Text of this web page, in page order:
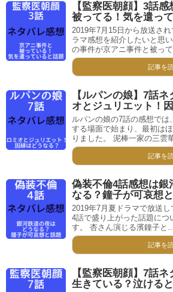
【監察医朝顔】3話
被ってる！気を遣っ
2019年7月15日から放送さ
ラマ感想を紹介したいと思
の事件が京アニ事件と被っ
記事を
【ルパンの娘】7話
オとジュリエット！
ルパンの娘の7話の感想で
する場面で始まり、最初は
りました。 泥棒一家の三雲
記事を
偽装不倫4話感想は銀
なる？鐘子が可哀想
2019年7月夏ドラマで放送
4話で盛り上がった話題につ
す。 杏さん演じる濱鐘子と
記事を
【監察医朝顔】7話
生きている？泣ける